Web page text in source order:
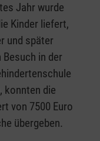
Jahr wurde
Kinder liefert,
und später
in der
konnten die
von 7500 Euro
übergeben.